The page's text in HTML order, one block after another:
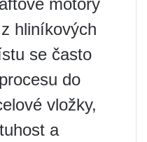
hliníkových
se často
do
vložky,
a